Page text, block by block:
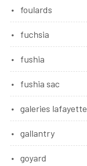
foulards
fuchsia
fushia
fushia sac
galeries lafayette
gallantry
goyard